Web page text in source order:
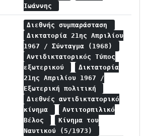
Ιωάννης
Διεθνής συμπαράσταση
Δικτατορία 21ης Απριλίου
1967 / Σύνταγμα (1968)
Αντιδικτατορικός Τύπος
εξωτερικού
Δικτατορία
21ης Απριλίου 1967 /
Εξωτερική πολιτική
Διεθνές αντιδικτατορικό
κίνημα
Αντιτορπιλικό
Βέλος
Κίνημα του
Ναυτικού (5/1973)